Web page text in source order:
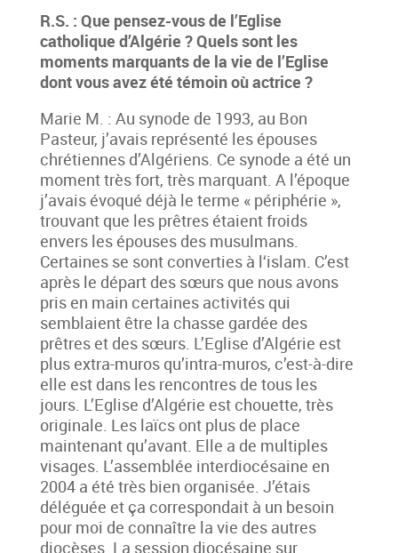
R.S. : Que pensez-vous de l’Eglise
catholique d’Algérie ? Quels sont les
moments marquants de la vie de l’Eglise
dont vous avez été témoin où actrice ?
Marie M. : Au synode de 1993, au Bon
Pasteur, j’avais représenté les épouses
chrétiennes d’Algériens. Ce synode a été un
moment très fort, très marquant. A l’époque
j’avais évoqué déjà le terme « périphérie »,
trouvant que les prêtres étaient froids
envers les épouses des musulmans.
Certaines se sont converties à l‘islam. C’est
après le départ des sœurs que nous avons
pris en main certaines activités qui
semblaient être la chasse gardée des
prêtres et des sœurs. L’Eglise d’Algérie est
plus extra-muros qu’intra-muros, c’est-à-dire
elle est dans les rencontres de tous les
jours. L’Eglise d’Algérie est chouette, très
originale. Les laïcs ont plus de place
maintenant qu’avant. Elle a de multiples
visages. L’assemblée interdiocésaine en
2004 a été très bien organisée. J’étais
déléguée et ça correspondait à un besoin
pour moi de connaître la vie des autres
diocèses. La session diocésaine sur